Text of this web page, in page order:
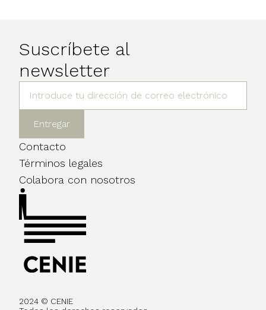
Suscríbete al
newsletter
Contacto
Términos legales
Colabora con nosotros
2024 © CENIE